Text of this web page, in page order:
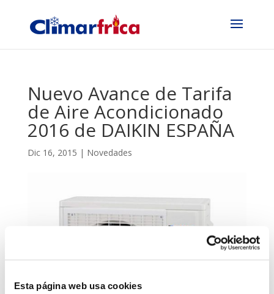
Esta página web usa cookies
Nuevo Avance de Tarifa
de Aire Acondicionado
2016 de DAIKIN ESPAÑA
Dic 16, 2015 | Novedades